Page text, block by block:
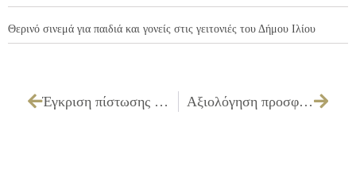
Θερινό σινεμά για παιδιά και γονείς στις γειτονιές του Δήμου Ιλίου
Έγκριση πίστωσης ποσού 1.000,00€ με ΦΠΑ, για τις ιατρικές εξετάσεις του προσωπικού του ΔΑΟ Αξιολόγηση προσφορών για την αναγόμωση πυροσβεστήρων.